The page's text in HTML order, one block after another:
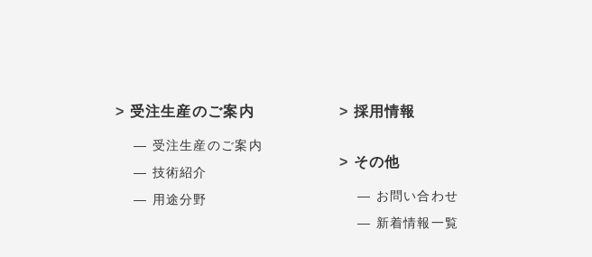
受注生産のご案内
― 受注生産のご案内
― 技術紹介
― 用途分野
採用情報
その他
― お問い合わせ
― 新着情報一覧